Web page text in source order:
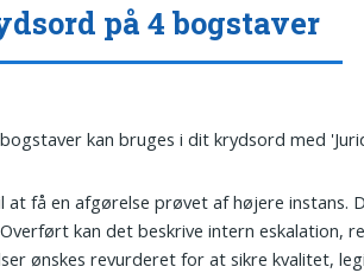
på 4 bogstaver
kan bruges i dit krydsord med
at få en afgørelse prøvet af højere instans.
kan det beskrive intern eskalation,
ønskes revurderet for at sikre kvalitet,